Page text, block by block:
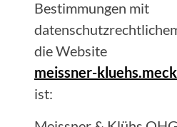
Bestimmungen mit
die Website
meissner-
ist: